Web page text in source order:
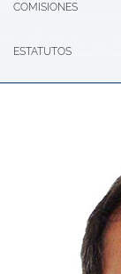
COMISIONES
ESTATUTOS